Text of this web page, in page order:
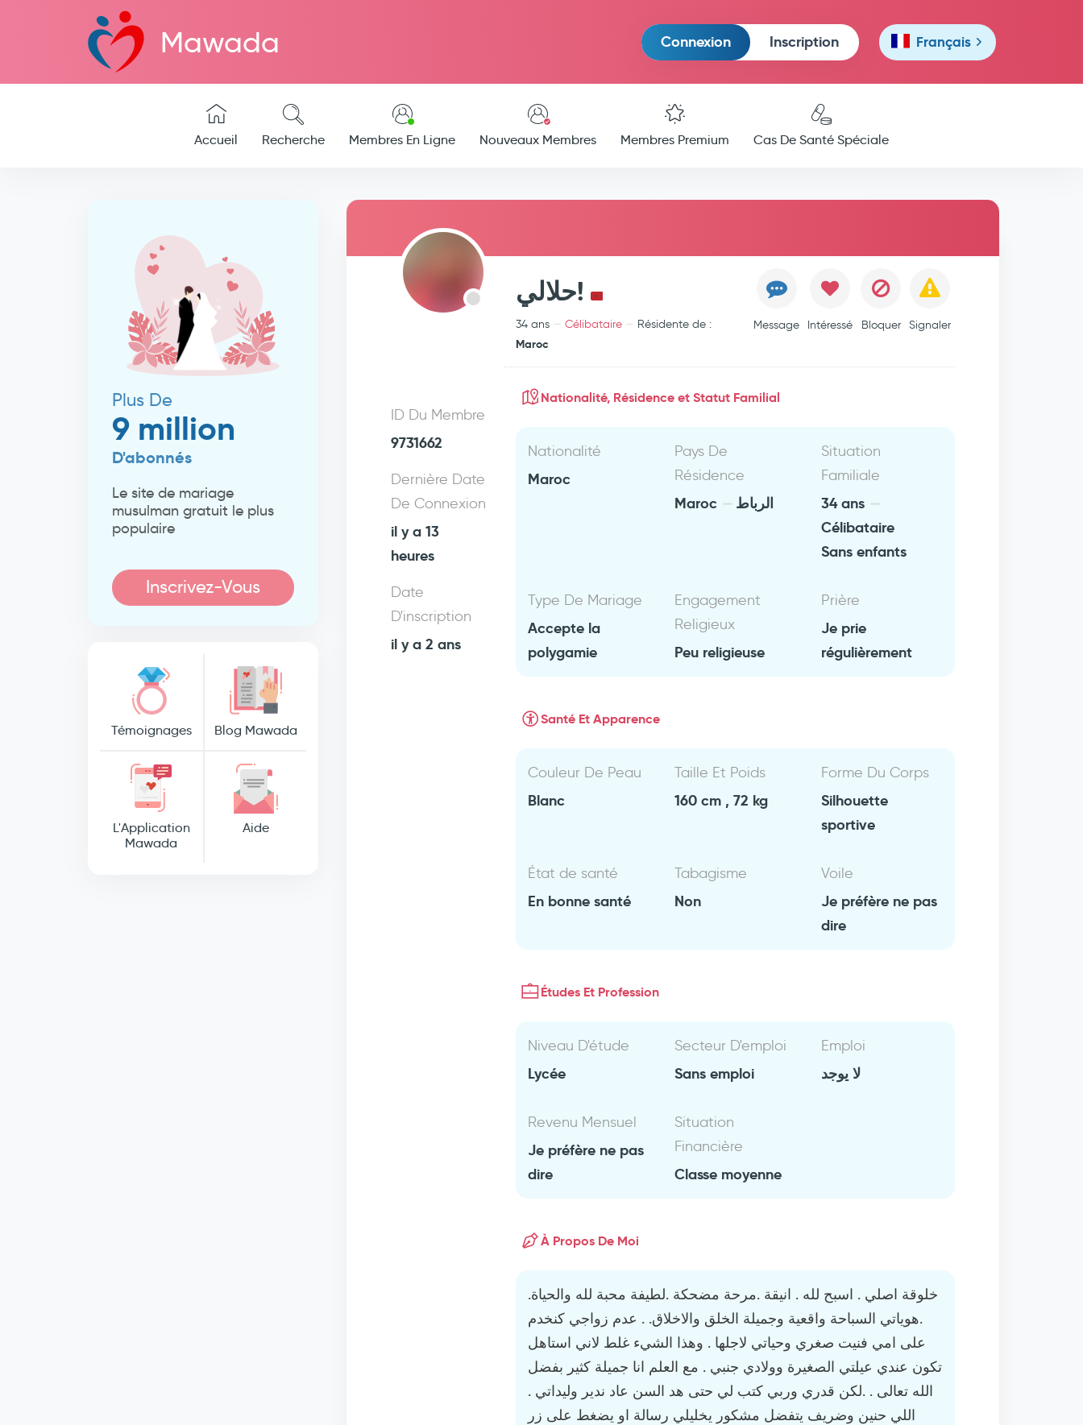
Mawada Connexion Inscription Français
Accueil Recherche Membres En Ligne Nouveaux Membres Membres Premium Cas De Santé Spéciale
Plus De
9 million
D'abonnés
Le site de mariage
musulman gratuit le plus
populaire
Inscrivez-Vous
Témoignages Blog Mawada
L'Application
Mawada
Aide
حلالي!
34 ans Célibataire Résidente de :
Maroc
Message Intéressé Bloquer Signaler
ID Du Membre
9731662
Dernière Date
De Connexion
il y a 13
heures
Date
D'inscription
il y a 2 ans
Nationalité, Résidence et Statut Familial
Nationalité
Maroc
Pays De
Résidence
Maroc الرباط
Situation
Familiale
34 ans
Célibataire
Sans enfants
Type De Mariage
Accepte la
polygamie
Engagement
Religieux
Peu religieuse
Prière
Je prie
régulièrement
Santé Et Apparence
Couleur De Peau
Blanc
Taille Et Poids
160 cm , 72 kg
Forme Du Corps
Silhouette
sportive
État de santé
En bonne santé
Tabagisme
Non
Voile
Je préfère ne pas
dire
Études Et Profession
Niveau D'étude
Lycée
Secteur D'emploi
Sans emploi
Emploi
لا يوجد
Revenu Mensuel
Je préfère ne pas
dire
Situation
Financière
Classe moyenne
À Propos De Moi
.خلوقة اصلي . اسبح لله . انيقة .مرحة مضحكة .لطيفة محبة لله والحياة
.هوياتي السباحة واقعية وجميلة الخلق والاخلاق. . عدم زواجي كنخدم
على امي فنيت صغري وحياتي لاجلها . وهذا الشيء غلط لاني استاهل
تكون عندي عيلتي الصغيرة وولادي جنبي . مع العلم انا جميلة كثير بفضل
الله تعالى . .لكن قدري وربي كتب لي حتى هد السن عاد ندير وليداتي .
اللي حنين وضريف يتفضل مشكور يخليلي رسالة او يضغط على زر